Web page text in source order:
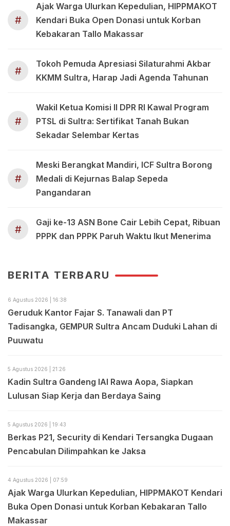
#
Ajak Warga Ulurkan Kepedulian, HIPPMAKOT
Kendari Buka Open Donasi untuk Korban
Kebakaran Tallo Makassar
#
Tokoh Pemuda Apresiasi Silaturahmi Akbar
KKMM Sultra, Harap Jadi Agenda Tahunan
#
Wakil Ketua Komisi II DPR RI Kawal Program
PTSL di Sultra: Sertifikat Tanah Bukan
Sekadar Selembar Kertas
#
Meski Berangkat Mandiri, ICF Sultra Borong
Medali di Kejurnas Balap Sepeda
Pangandaran
#
Gaji ke-13 ASN Bone Cair Lebih Cepat, Ribuan
PPPK dan PPPK Paruh Waktu Ikut Menerima
BERITA TERBARU
6 Agustus 2026 | 16:38
Geruduk Kantor Fajar S. Tanawali dan PT
Tadisangka, GEMPUR Sultra Ancam Duduki Lahan di
Puuwatu
5 Agustus 2026 | 21:26
Kadin Sultra Gandeng IAI Rawa Aopa, Siapkan
Lulusan Siap Kerja dan Berdaya Saing
5 Agustus 2026 | 19:43
Berkas P21, Security di Kendari Tersangka Dugaan
Pencabulan Dilimpahkan ke Jaksa
4 Agustus 2026 | 07:59
Ajak Warga Ulurkan Kepedulian, HIPPMAKOT Kendari
Buka Open Donasi untuk Korban Kebakaran Tallo
Makassar